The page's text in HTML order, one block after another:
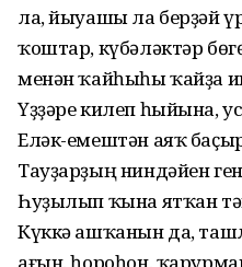
ла, йыуашы ла берҙәй
ҡоштар, күбәләктәр
менән ҡайһыһы ҡайҙа
Үҙҙәре килеп һыйына,
Еләк-емештән аяҡ
Тауҙарҙың ниндәйен
Һуҙылып ҡына ятҡан
Күккә ашҡанын да,